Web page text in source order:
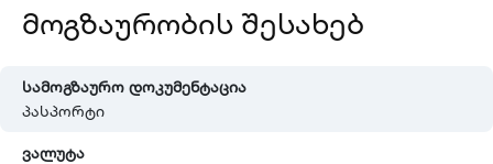
მოგზაურობის შესახებ
სამოგზაურო დოკუმენტაცია
პასპორტი
ვალუტა